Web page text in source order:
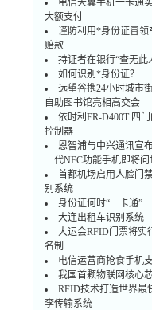
电信天翼手机一卡通
大额支付
谨防利用*身份证冒领
赔款
持证者在银行“查无此
如何识别*身份证？
远望谷携24小时城市
自助图书馆亮相高交会
依时利ER-D400T 四
控制器
恩智浦与中兴通讯宣
一代NFC功能手机即将问
首都机场启用人脸门
别系统
身份证何时“一卡通”
大连出租车识别系统
大运会RFID门票将实
名制
电信运营商抢食手机
我国首颗物联网核心
RFID技术打造世界最
李传输系统